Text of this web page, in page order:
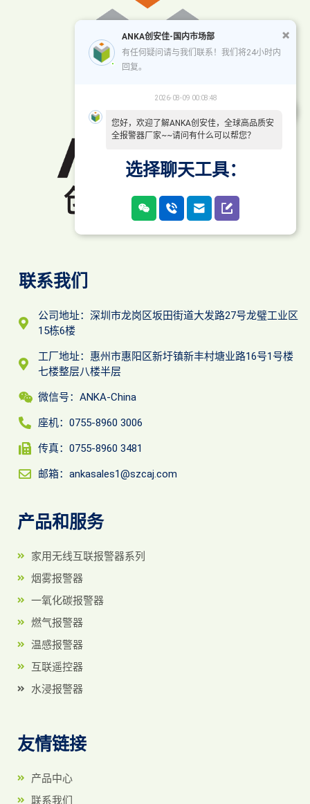
联系我们
公司地址：深圳市龙岗区坂田街道大发路27号龙璧工业区
15栋6楼
工厂地址：惠州市惠阳区新圩镇新丰村塘业路16号1号楼
七楼整层八楼半层
微信号：ANKA-China
座机：0755-8960 3006
传真：0755-8960 3481
邮箱：ankasales1@szcaj.com
产品和服务
家用无线互联报警器系列
烟雾报警器
一氧化碳报警器
燃气报警器
温感报警器
互联遥控器
水浸报警器
友情链接
产品中心
联系我们
ANKA创安佳-国内市场部
有任何疑问请与我们联系！我们将24小时内
回复。
2026-08-09 00:08:48
您好，欢迎了解ANKA创安佳，全球高品质安
全报警器厂家~~请问有什么可以帮您？
选择聊天工具：